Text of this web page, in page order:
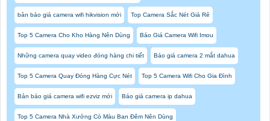
bản báo giá camera wifi hikvision mới Top Camera Sắc Nét Giá Rẻ
Top 5 Camera Cho Kho Hàng Nên Dùng Báo Giá Camera Wifi Imou
Những camera quay video đóng hàng chi tiết Báo giá camera 2 mắt dahua
Top 5 Camera Quay Đóng Hàng Cực Nét Top 5 Camera Wifi Cho Gia Đình
Bản báo giá camera wifi ezviz mới Báo giá camera ip dahua
Top 5 Camera Nhà Xưởng Có Màu Ban Đêm Nên Dùng